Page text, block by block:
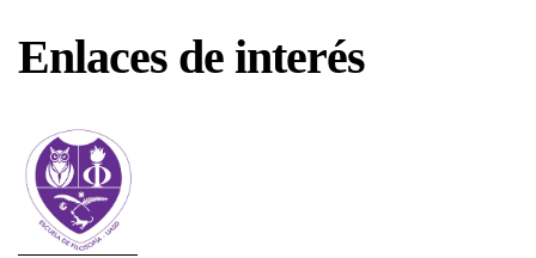
Enlaces de interés